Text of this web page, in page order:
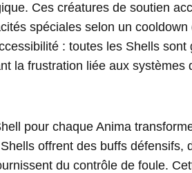
Ces créatures de soutien
spéciales selon un cooldown
: toutes les Shells
la frustration liée aux systèmes
pour chaque Anima
offrent des buffs défensifs,
du contrôle de foule.